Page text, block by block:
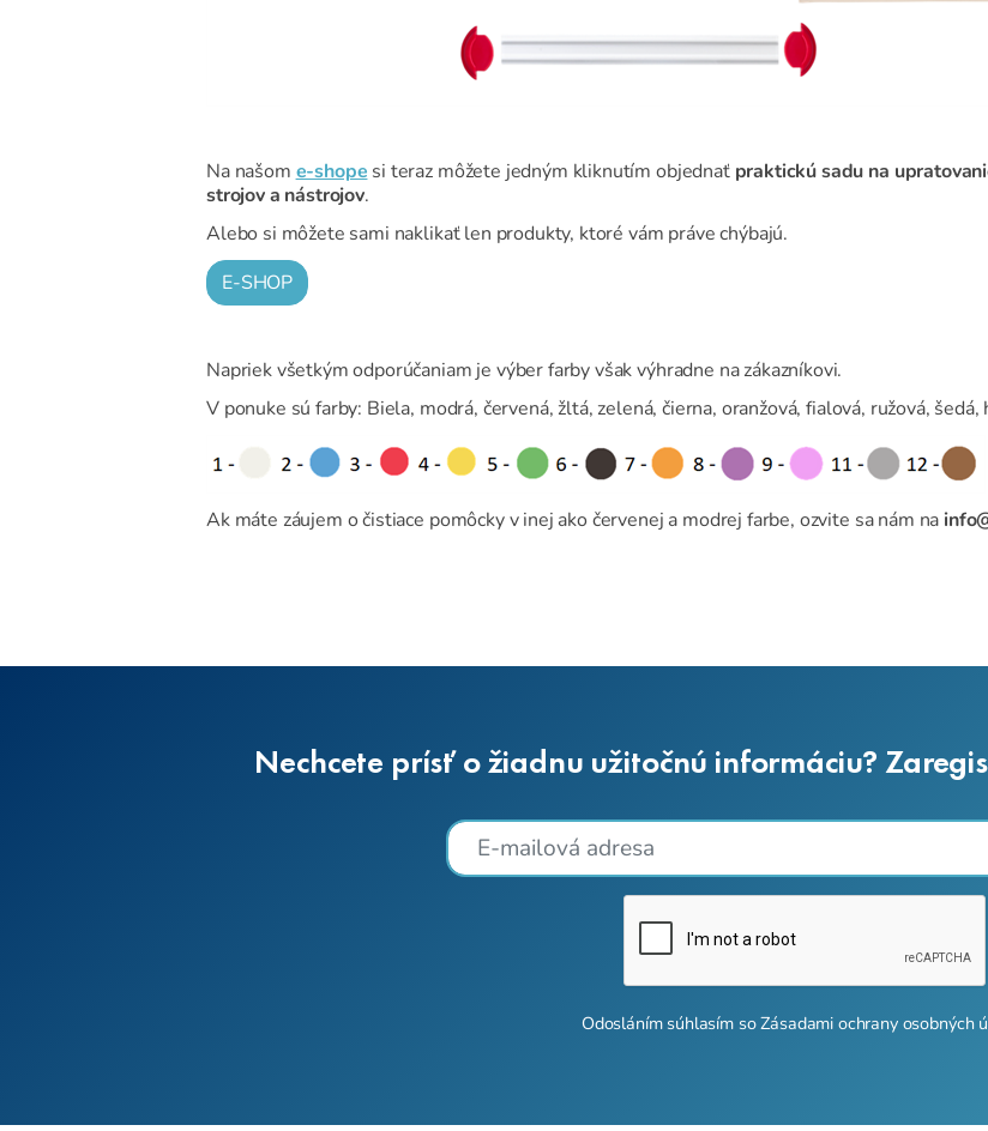
Na našom e-shope si teraz môžete jedným kliknutím objednať praktickú sadu na
strojov a nástrojov.
Alebo si môžete sami naklikať len produkty, ktoré vám práve chýbajú.
E-SHOP
Napriek všetkým odporúčaniam je výber farby však výhradne na zákazníkovi.
V ponuke sú farby: Biela, modrá, červená, žltá, zelená, čierna, oranžová, fialová, ružová, šedá,
Ak máte záujem o čistiace pomôcky v inej ako červenej a modrej farbe, ozvite sa nám na
Nechcete prísť o žiadnu užitočnú informáciu?
Odosláním súhlasím soZásadami ochrany osobných